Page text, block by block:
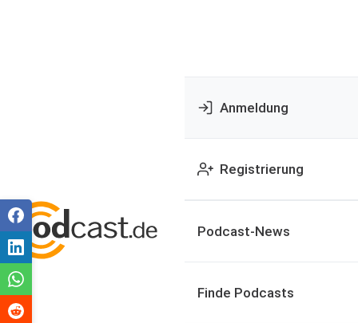
Anmeldung
Registrierung
Podcast-News
Finde Podcasts